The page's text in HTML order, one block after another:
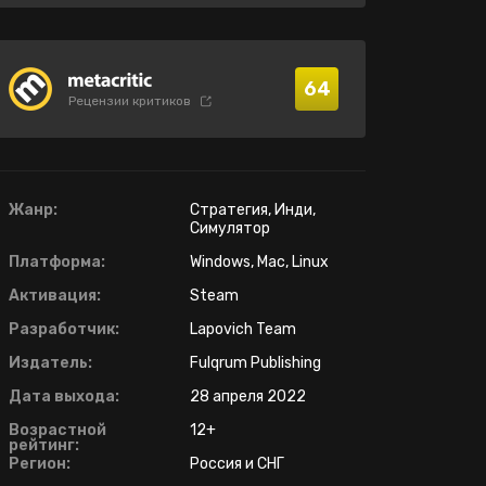
Рецензии критиков 64
Жанр:
Стратегия, Инди,
Симулятор
Платформа:
Windows, Mac, Linux
Активация:
Steam
Разработчик:
Lapovich Team
Издатель:
Fulqrum Publishing
Дата выхода:
28 апреля 2022
Возрастной
рейтинг:
12+
Регион:
Россия и СНГ